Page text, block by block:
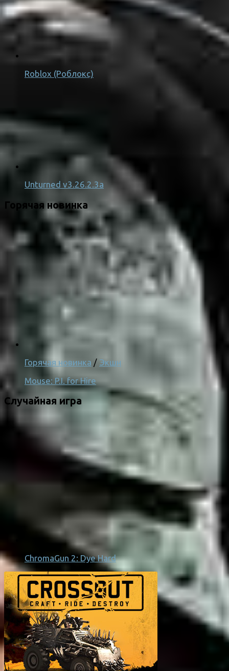
Roblox (Роблокс)
Unturned v3.26.2.3a
Горячая новинка
Горячая новинка / Экшн
Mouse: P.I. for Hire
Случайная игра
ChromaGun 2: Dye Hard